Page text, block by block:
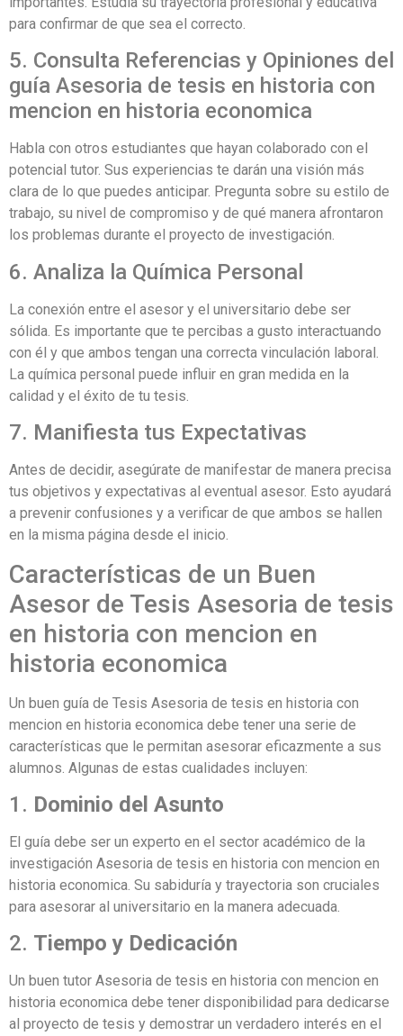
para confirmar de que sea el correcto.
5. Consulta Referencias y Opiniones del
guía Asesoria de tesis en historia con
mencion en historia economica
Habla con otros estudiantes que hayan colaborado con el
potencial tutor. Sus experiencias te darán una visión más
clara de lo que puedes anticipar. Pregunta sobre su estilo de
trabajo, su nivel de compromiso y de qué manera afrontaron
los problemas durante el proyecto de investigación.
6. Analiza la Química Personal
La conexión entre el asesor y el universitario debe ser
sólida. Es importante que te percibas a gusto interactuando
con él y que ambos tengan una correcta vinculación laboral.
La química personal puede influir en gran medida en la
calidad y el éxito de tu tesis.
7. Manifiesta tus Expectativas
Antes de decidir, asegúrate de manifestar de manera precisa
tus objetivos y expectativas al eventual asesor. Esto ayudará
a prevenir confusiones y a verificar de que ambos se hallen
en la misma página desde el inicio.
Características de un Buen
Asesor de Tesis Asesoria de tesis
en historia con mencion en
historia economica
Un buen guía de Tesis Asesoria de tesis en historia con
mencion en historia economica debe tener una serie de
características que le permitan asesorar eficazmente a sus
alumnos. Algunas de estas cualidades incluyen:
1. Dominio del Asunto
El guía debe ser un experto en el sector académico de la
investigación Asesoria de tesis en historia con mencion en
historia economica. Su sabiduría y trayectoria son cruciales
para asesorar al universitario en la manera adecuada.
2. Tiempo y Dedicación
Un buen tutor Asesoria de tesis en historia con mencion en
historia economica debe tener disponibilidad para dedicarse
al proyecto de tesis y demostrar un verdadero interés en el